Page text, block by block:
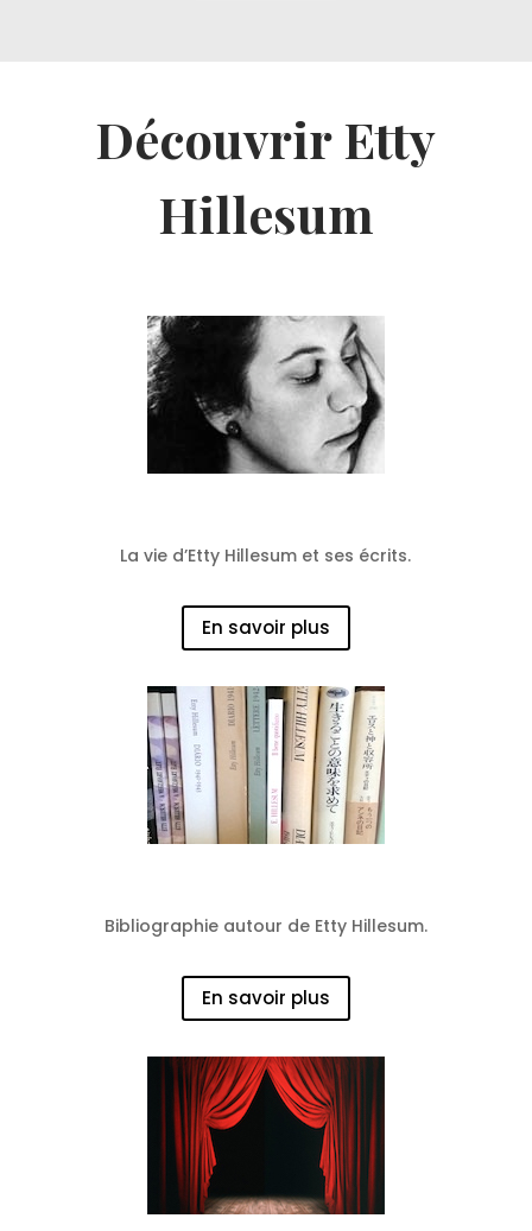
Découvrir Etty
Hillesum
La vie d’Etty Hillesum et ses écrits.
En savoir plus
Bibliographie autour de Etty Hillesum.
En savoir plus